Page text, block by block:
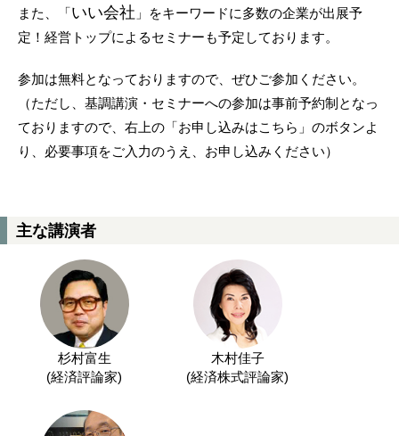
また、「いい会社 」をキーワードに多数の企業が出展予
定！経営トップによるセミナーも予定しております。
参加は無料となっておりますので、ぜひご参加ください。
（ただし、基調講演・セミナーへの参加は事前予約制となっ
ておりますので、右上の「お申し込みはこちら」のボタンよ
り、必要事項をご入力のうえ、お申し込みください）
主な講演者
杉村富生
(経済評論家)
木村佳子
(経済株式評論家)